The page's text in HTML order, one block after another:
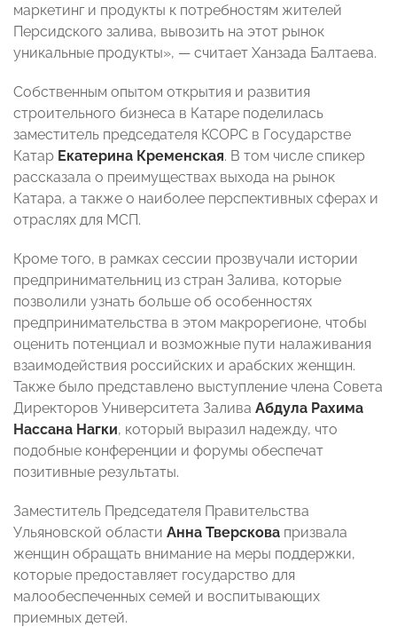
маркетинг и продукты к потребностям жителей
Персидского залива, вывозить на этот рынок
уникальные продукты», — считает Ханзада Балтаева.
Собственным опытом открытия и развития
строительного бизнеса в Катаре поделилась
заместитель председателя КСОРС в Государстве
Катар Екатерина Кременская. В том числе спикер
рассказала о преимуществах выхода на рынок
Катара, а также о наиболее перспективных сферах и
отраслях для МСП.
Кроме того, в рамках сессии прозвучали истории
предпринимательниц из стран Залива, которые
позволили узнать больше об особенностях
предпринимательства в этом макрорегионе, чтобы
оценить потенциал и возможные пути налаживания
взаимодействия российских и арабских женщин.
Также было представлено выступление члена Совета
Директоров Университета Залива Абдула Рахима
Нассана Нагки, который выразил надежду, что
подобные конференции и форумы обеспечат
позитивные результаты.
Заместитель Председателя Правительства
Ульяновской области Анна Тверскова призвала
женщин обращать внимание на меры поддержки,
которые предоставляет государство для
малообеспеченных семей и воспитывающих
приемных детей.